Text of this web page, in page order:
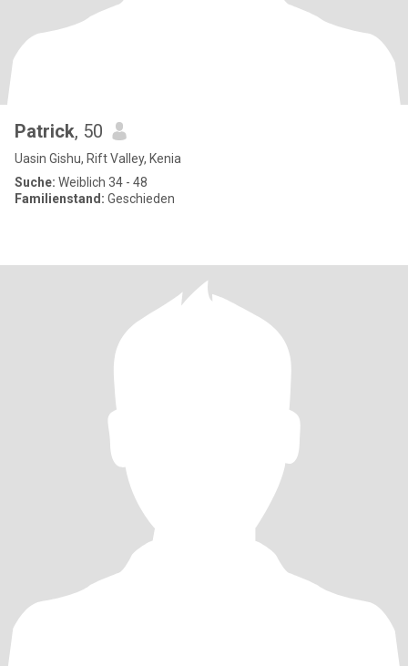
Patrick, 50
Uasin Gishu, Rift Valley, Kenia
Suche: Weiblich 34 - 48
Familienstand: Geschieden